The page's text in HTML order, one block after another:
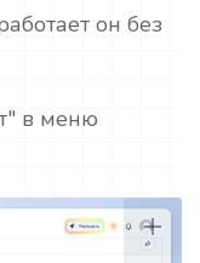
он без
в меню